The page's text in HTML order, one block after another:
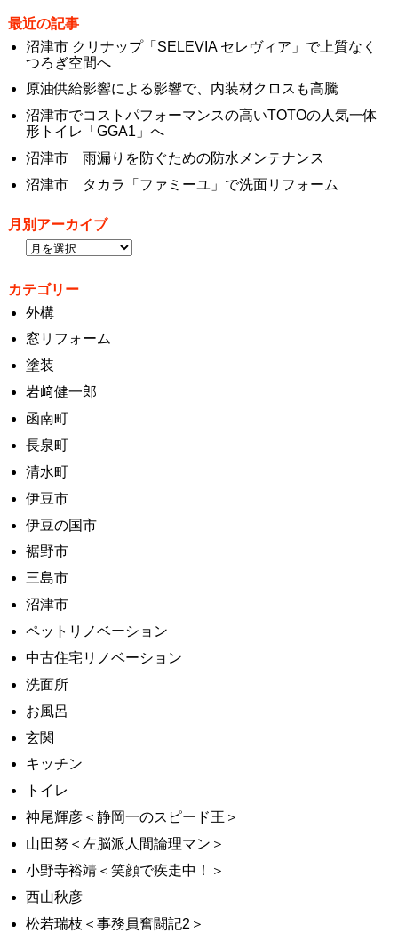
最近の記事
沼津市 クリナップ「SELEVIA セレヴィア」で上質なく
つろぎ空間へ
原油供給影響による影響で、内装材クロスも高騰
沼津市でコストパフォーマンスの高いTOTOの人気一体
形トイレ「GGA1」へ
沼津市 雨漏りを防ぐための防水メンテナンス
沼津市 タカラ「ファミーユ」で洗面リフォーム
月別アーカイブ
カテゴリー
外構
窓リフォーム
塗装
岩﨑健一郎
函南町
長泉町
清水町
伊豆市
伊豆の国市
裾野市
三島市
沼津市
ペットリノベーション
中古住宅リノベーション
洗面所
お風呂
玄関
キッチン
トイレ
神尾輝彦＜静岡一のスピード王＞
山田努＜左脳派人間論理マン＞
小野寺裕靖＜笑顔で疾走中！＞
西山秋彦
松若瑞枝＜事務員奮闘記2＞